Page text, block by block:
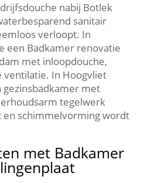
nabij Botlek
sanitair
verloopt.​ In
een Badkamer renovatie
met inloopdouche,
ventilatie.​ In Hoogvliet
met
tegelwerk
en schimmelvorming wordt
met Badkamer